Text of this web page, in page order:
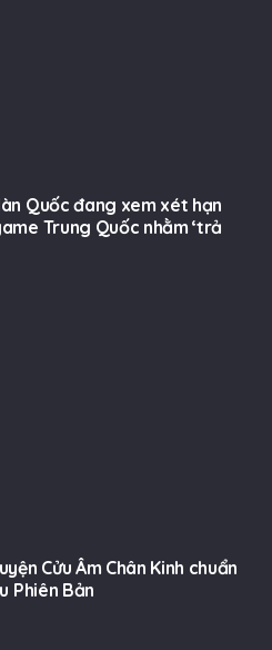
Quốc đang xem xét hạn
Trung Quốc nhằm ‘trả
Cửu Âm Chân Kinh chuẩn
Phiên Bản